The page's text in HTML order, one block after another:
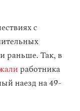
с
раньше. Так, в
работника
наезд на 49-